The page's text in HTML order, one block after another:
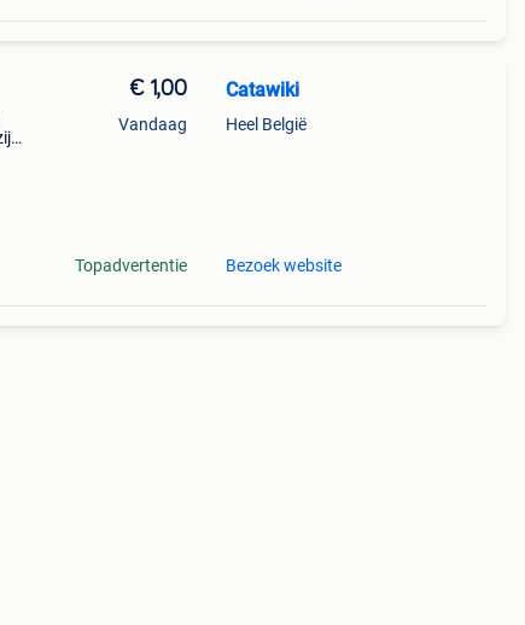
€ 1,00
Vandaag
Topadvertentie
Catawiki
Heel België
Bezoek website